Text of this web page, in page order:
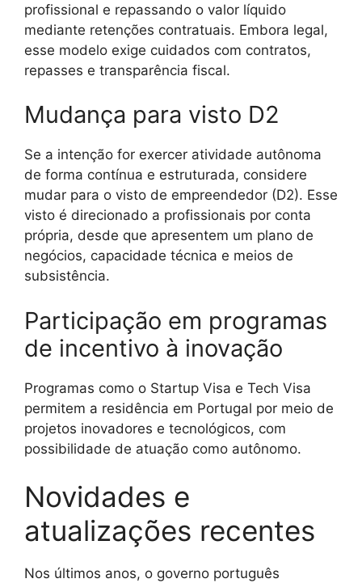
profissional e repassando o valor líquido
mediante retenções contratuais. Embora legal,
esse modelo exige cuidados com contratos,
repasses e transparência fiscal.
Mudança para visto D2
Se a intenção for exercer atividade autônoma
de forma contínua e estruturada, considere
mudar para o visto de empreendedor (D2). Esse
visto é direcionado a profissionais por conta
própria, desde que apresentem um plano de
negócios, capacidade técnica e meios de
subsistência.
Participação em programas
de incentivo à inovação
Programas como o Startup Visa e Tech Visa
permitem a residência em Portugal por meio de
projetos inovadores e tecnológicos, com
possibilidade de atuação como autônomo.
Novidades e
atualizações recentes
Nos últimos anos, o governo português